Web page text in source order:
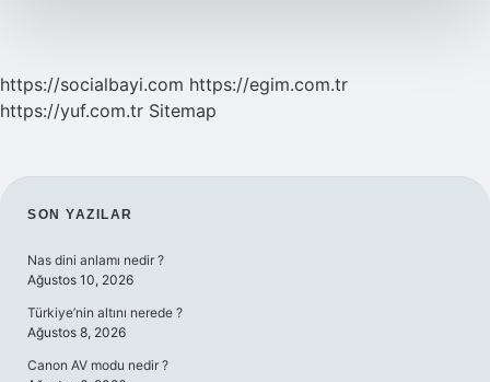
https://socialbayi.com https://egim.com.tr
https://yuf.com.tr Sitemap
SIDEBAR
SON YAZILAR
Nas dini anlamı nedir ?
Ağustos 10, 2026
Türkiye’nin altını nerede ?
Ağustos 8, 2026
Canon AV modu nedir ?